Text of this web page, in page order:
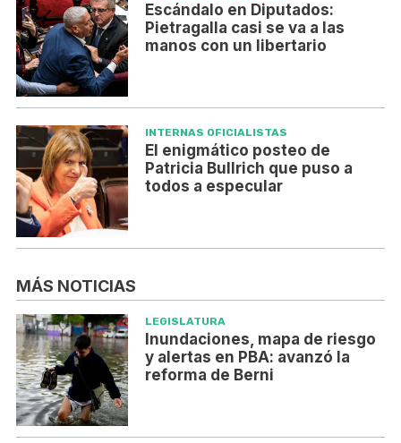
Escándalo en Diputados:
Pietragalla casi se va a las
manos con un libertario
INTERNAS OFICIALISTAS
El enigmático posteo de
Patricia Bullrich que puso a
todos a especular
MÁS NOTICIAS
LEGISLATURA
Inundaciones, mapa de riesgo
y alertas en PBA: avanzó la
reforma de Berni